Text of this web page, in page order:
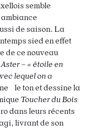
semble
ambiance
de saison. La
sied en effet
de ce nouveau
Aster– « étoile en
lequel on a
le ton et dessine la
Toucher du Bois
dans leurs récents
livrant de son